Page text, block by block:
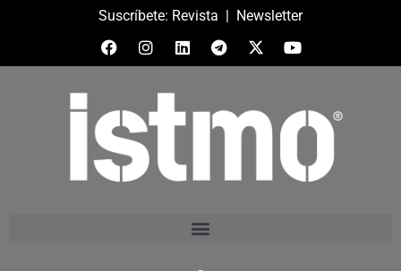
Suscríbete: Revista | Newsletter